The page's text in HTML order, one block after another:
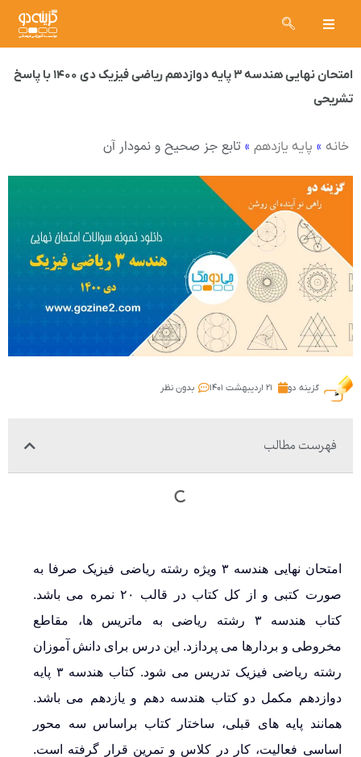
امتحان نهایی هندسه ۳ پایه دوازدهم ریاضی فیزیک دی ۱۴۰۰ با پاسخ
تشریحی
خانه » پایه یازدهم » تابع جز صحیح و نمودار آن
گزینه دو ۲۱ اردیبهشت ۱۴۰۱ بدون نظر
فهرست مطالب
امتحان نهایی هندسه ۳ ویژه رشته ریاضی فیزیک صرفا به
صورت کتبی و از کل کتاب در قالب ۲۰ نمره می باشد.
کتاب هندسه ۳ رشته ریاضی به ماتریس ها، مقاطع
مخروطی و بردارها می پردازد. این درس برای دانش آموزان
رشته ریاضی فیزیک تدریس می شود. کتاب هندسه ۳ پایه
دوازدهم مکمل دو کتاب هندسه دهم و یازدهم می باشد.
همانند پایه های قبلی، ساختار کتاب براساس سه محور
اساسی فعالیت، کار در کلاس و تمرین قرار گرفته است.